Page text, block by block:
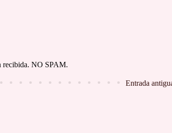
recibida. NO SPAM.
Entrada